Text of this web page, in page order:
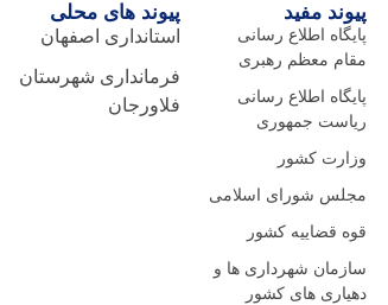
پیوند مفید
پایگاه اطلاع رسانی
مقام معظم رهبری
پایگاه اطلاع رسانی
ریاست جمهوری
وزارت کشور
مجلس شورای اسلامی
قوه قضاییه کشور
سازمان شهرداری ها و
دهیاری های کشور
پیوند های محلی
استانداری اصفهان
فرمانداری شهرستان
فلاورجان